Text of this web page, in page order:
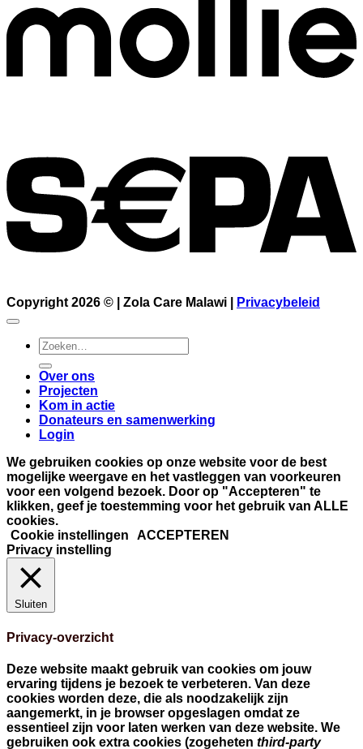
Copyright 2026 © | Zola Care Malawi Privacybeleid
Zoeken
naar:
Over ons
Projecten
Kom in actie
Donateurs en samenwerking
Login
We gebruiken cookies op onze website voor de best
mogelijke weergave en het vastleggen van voorkeuren
voor een volgend bezoek. Door op "Accepteren" te
klikken, geef je toestemming voor het gebruik van ALLE
cookies.
Cookie instellingen
ACCEPTEREN
Privacy instelling
Sluiten
Privacy-overzicht
Deze website maakt gebruik van cookies om jouw
ervaring tijdens je bezoek te verbeteren. Van deze
cookies worden deze, die als noodzakelijk zijn
aangemerkt, in je browser opgeslagen omdat ze
essentieel zijn voor laten werken van deze website. We
gebruiken ook extra cookies (zogeheten third-party